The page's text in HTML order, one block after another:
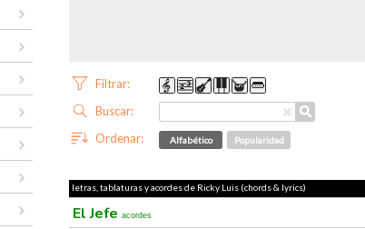
Filtrar:
×
Buscar: ⚲
Ordenar: Alfabético Popularidad
letras, tablaturas y acordes de Ricky Luis (chords & lyrics)
El Jefe acordes